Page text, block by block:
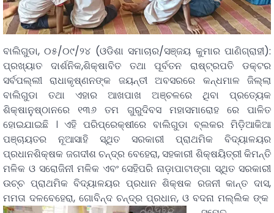
ବାଲିଗୁଡା, ୦୫/୦୯/୨୪ (ଓଡିଶା ସମାଚାର/ସଞ୍ଜୟ କୁମାର ପାଣିଗ୍ରାହୀ):
ପ୍ରଖ୍ୟାତ ଦାର୍ଶନିକ,ଶିକ୍ଷାବିତ ତଥା ପୂର୍ବତନ ରାଷ୍ଟ୍ରପତି ଡକ୍ଟର
ସର୍ବପଲ୍ଲୀ ରାଧାକୃଷ୍ଣନଙ୍କ ଜୟନ୍ତୀ ଅବସରରେ କନ୍ଧମାଳ ଜିଲ୍ଲା
ବାଲିଗୁଡା ତଥା ଏହାର ଆଖପାଖ ଅଞ୍ଚଳରେ ଥିବା ପ୍ରତ୍ୟେକ
ଶିକ୍ଷାନୁଷ୍ଠାନରେ ୧୩୬ ତମ ଗୁରୁଦିବସ ମହାସମାରୋହ ରେ ପାଳିତ
ହୋଇଯାଇଛି । ଏହି ପରିପ୍ରେକ୍ଷୀରେ ବାଲିଗୁଡା ବ୍ଲକର ମିଡ଼ିଆକିଆ
ପଞ୍ଚାୟତର ନୂଆସାହି ସ୍ଥିତ ସରକାରୀ ପ୍ରାଥମିକ ବିଦ୍ୟାଳୟର
ପ୍ରଧାନଶିକ୍ଷକ ଜଗଦୀଶ ଚନ୍ଦ୍ର ବେହେରା, ସହକାରୀ ଶିକ୍ଷୟିତ୍ରୀ କିମନ୍ତି
ମଳିକ ଓ ସରୋଜିନୀ ମଳିକ ଏବଂ ସେହିପରି ନାଡ଼ାପାଟାଙ୍ଗା ସ୍ଥିତ ସରକାରୀ
ଉଚ୍ଚ ପ୍ରାଥମିକ ବିଦ୍ୟାଳୟର ପ୍ରଧାନ ଶିକ୍ଷକ ରଜନୀ କାନ୍ତ ଦାସ,
ମମତା ଦଳବେହେରା, ଗୋବିନ୍ଦ ଚନ୍ଦ୍ର ପ୍ରଧାନ, ଓ ବଦନା ମଲ୍ଲିକ ଙ୍କ